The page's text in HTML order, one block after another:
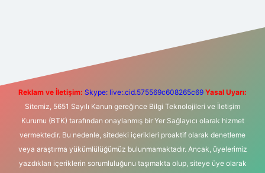
m elexbet
Reklam ve İletişim: Skype: live:.cid.575569c608265c69 Yasal Uyarı:
Sitemiz, 5651 Sayılı Kanun gereğince Bilgi Teknolojileri ve İletişim
Kurumu (BTK) tarafından onaylanmış bir Yer Sağlayıcı olarak hizmet
vermektedir. Bu nedenle, sitedeki içerikleri proaktif olarak denetleme
veya araştırma yükümlülüğümüz bulunmamaktadır. Ancak, üyelerimiz
yazdıkları içeriklerin sorumluluğunu taşımakta olup, siteye üye olarak